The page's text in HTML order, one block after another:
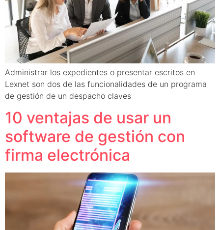
Administrar los expedientes o presentar escritos en
Lexnet son dos de las funcionalidades de un programa
de gestión de un despacho claves
10 ventajas de usar un
software de gestión con
firma electrónica